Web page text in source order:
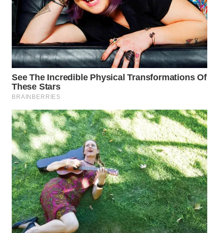
SUMEDANG
CIANJUR
WN
KEPULAUAN
SERIBU
WN
TANGERANG
WN
BINJAI
WN
CIREBON
WN